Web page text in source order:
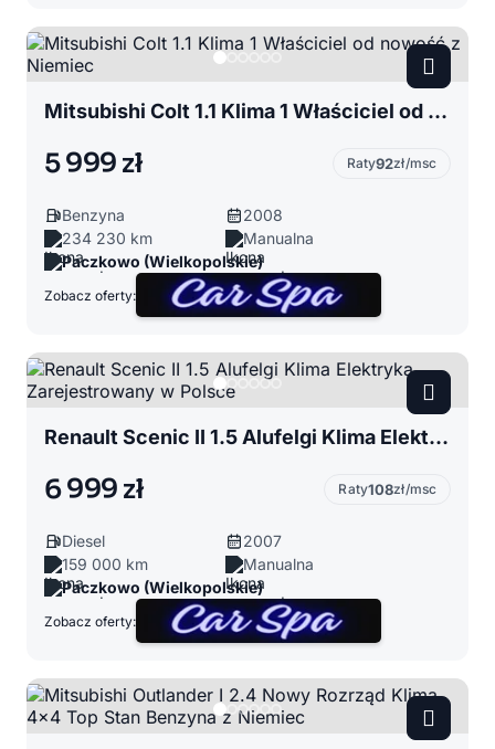
Mitsubishi Colt 1.1 Klima 1 Właściciel od nowość z Niemiec
5 999 zł Raty92zł/msc
Benzyna
2008
234 230 km
Manualna
Paczkowo (Wielkopolskie)
Zobacz oferty:
Renault Scenic II 1.5 Alufelgi Klima Elektryka Zarejestrowany w Polsce
6 999 zł Raty108zł/msc
Diesel
2007
159 000 km
Manualna
Paczkowo (Wielkopolskie)
Zobacz oferty: